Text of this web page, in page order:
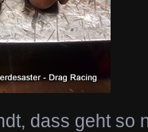
dass geht